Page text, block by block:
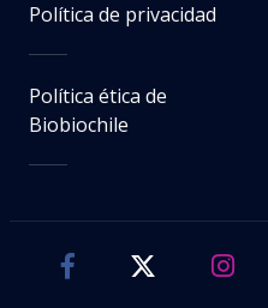
Política de privacidad
Política ética de
Biobiochile